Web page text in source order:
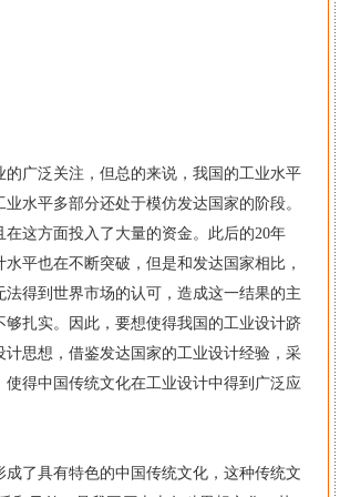
广泛关注，但总的来说，我国的工业水平
水平多部分还处于模仿发达国家的阶段。
这方面投入了大量的资金。此后的20年
平也在不断突破，但是和发达国家相比，
得到世界市场的认可，造成这一结果的主
扎实。因此，要想使得我国的工业设计跻
思想，借鉴发达国家的工业设计经验，采
得中国传统文化在工业设计中得到广泛应
具有特色的中国传统文化，这种传统文